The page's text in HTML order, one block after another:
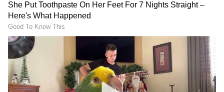
CEO ಅಭಿಪ್ರಾಯದಲ್ಲಿ, ಹಣವು ಕೇವಲ ನಮ್ಮ ಅಗತ್ಯತೆ ಅಲ್ಲ,
ಅದು ಒಂದು ರೀತಿಯ ಅಧಿಕಾರವೂ ಹೌದು. ಹೆಚ್ಚು ಹಣ
ಹೊಂದಿರುವ ವ್ಯಕ್ತಿಯೇ ಅನೇಕ ಸಂದರ್ಭಗಳಲ್ಲಿ
ನಿರ್ಧಾರಗಳನ್ನು ತೆಗೆದುಕೊಳ್ಳುವ ಸ್ಥಾನದಲ್ಲಿರಬಹುದು ಎಂದು
ಅವರು ಹೇಳಿದ್ದಾರೆ.